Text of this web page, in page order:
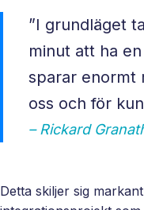
”I grundläget
minut att ha
sparar enormt
oss och för
– Rickard
Detta skiljer sig